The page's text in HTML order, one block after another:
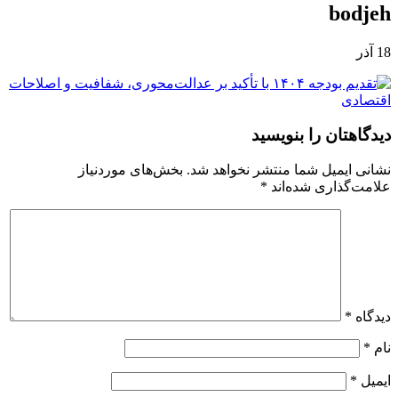
bodjeh
18 آذر
دیدگاهتان را بنویسید
نشانی ایمیل شما منتشر نخواهد شد. بخش‌های موردنیاز
علامت‌گذاری شده‌اند *
دیدگاه *
نام *
ایمیل *